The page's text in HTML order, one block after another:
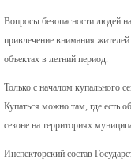
Вопросы безопасности людей
привлечение внимания
объектах в летний период.
Только с началом купального
Купаться можно там, где есть
сезоне на территориях
Инспекторский состав